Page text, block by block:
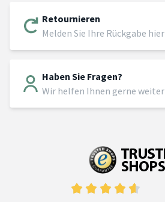
Retournieren
Melden Sie Ihre Rückgabe hier
Haben Sie Fragen?
Wir helfen Ihnen gerne weiter